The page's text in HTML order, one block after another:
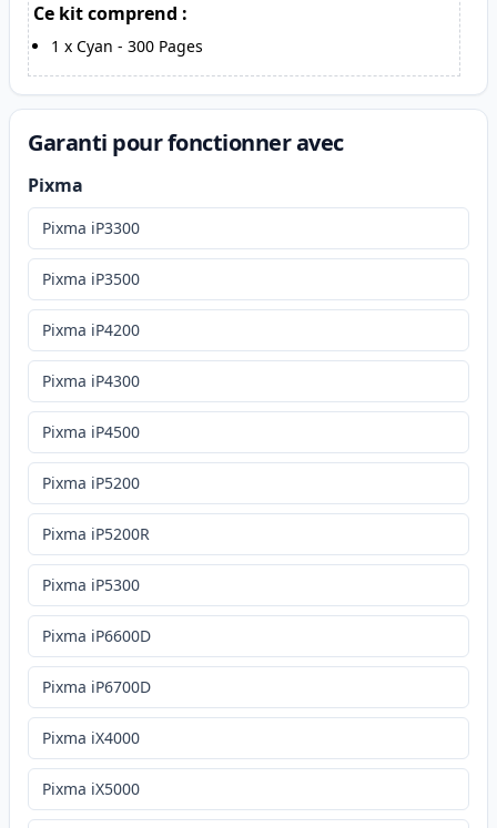
Ce kit comprend :
1 x Cyan - 300 Pages
Garanti pour fonctionner avec
Pixma
Pixma iP3300
Pixma iP3500
Pixma iP4200
Pixma iP4300
Pixma iP4500
Pixma iP5200
Pixma iP5200R
Pixma iP5300
Pixma iP6600D
Pixma iP6700D
Pixma iX4000
Pixma iX5000